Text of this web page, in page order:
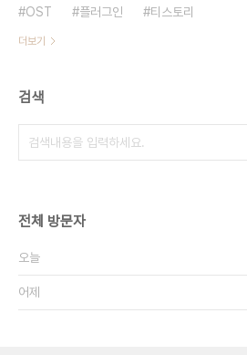
OST
플러그인 티스토리
더보기
검색
전체 방문자
오늘
어제